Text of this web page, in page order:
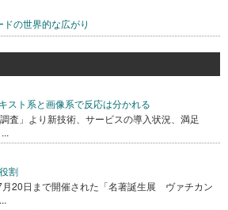
の世界的な広がり
スト系と画像系で反応は分かれる
査」より新技術、サービスの導入状況、満足
割
20日まで開催された「名著誕生展 ヴァチカン